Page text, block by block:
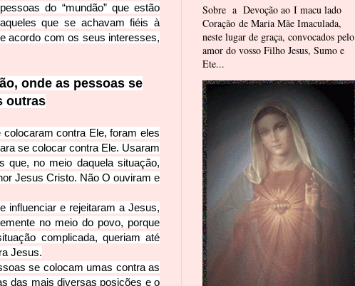
do “mundão” que estão
eles que se achavam fiéis à
acordo com os seus interesses,
onde as pessoas se
outras
contra Ele, foram eles
se colocar contra Ele. Usaram
que, no meio daquela situação,
Jesus Cristo. Não O ouviram e
influenciar e rejeitaram a Jesus,
no meio do povo, porque
complicada, queriam até
Jesus.
se colocam umas contra as
das mais diversas posições e o
Sobre a Devoção ao I macu lado
Coração de Maria Mãe Imaculada,
neste lugar de graça, convocados pelo
amor do vosso Filho Jesus, Sumo e
Ete...